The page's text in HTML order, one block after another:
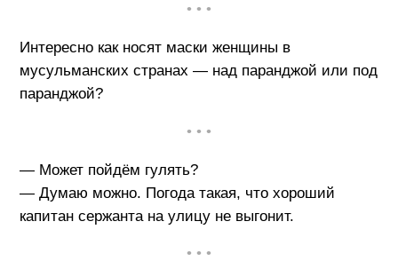
• • •
Интересно как носят маски женщины в
мусульманских странах — над паранджой или под
паранджой?
• • •
— Может пойдём гулять?
— Думаю можно. Погода такая, что хороший
капитан сержанта на улицу не выгонит.
• • •